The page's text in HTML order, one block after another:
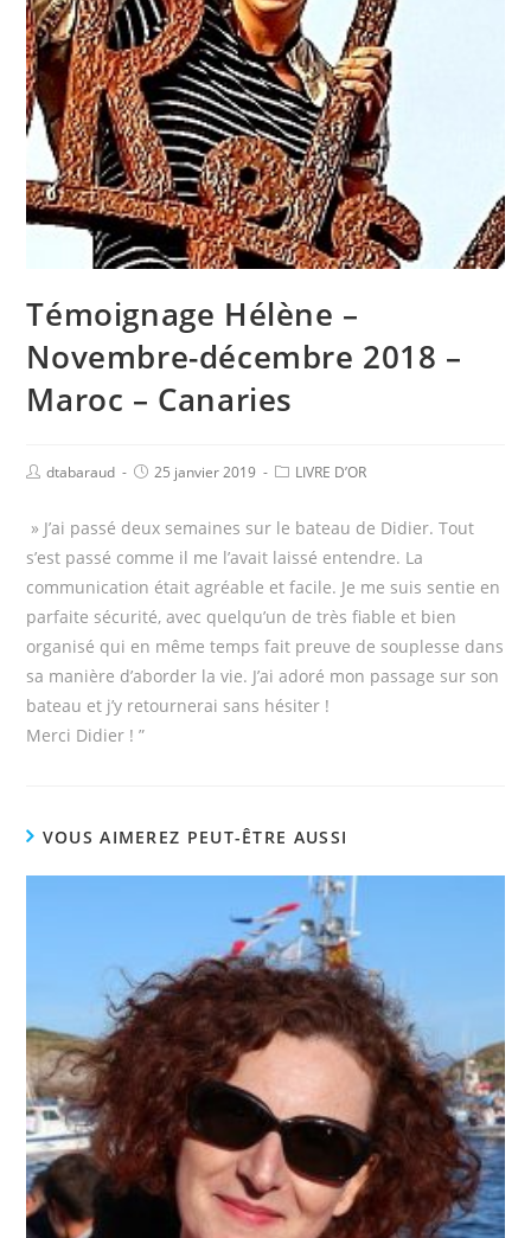
Témoignage Hélène –
Novembre-décembre 2018 –
Maroc – Canaries
dtabaraud 25 janvier 2019 LIVRE D’OR
» J’ai passé deux semaines sur le bateau de Didier. Tout
s’est passé comme il me l’avait laissé entendre. La
communication était agréable et facile. Je me suis sentie en
parfaite sécurité, avec quelqu’un de très fiable et bien
organisé qui en même temps fait preuve de souplesse dans
sa manière d’aborder la vie. J’ai adoré mon passage sur son
bateau et j’y retournerai sans hésiter !
Merci Didier ! ”
VOUS AIMEREZ PEUT-ÊTRE AUSSI